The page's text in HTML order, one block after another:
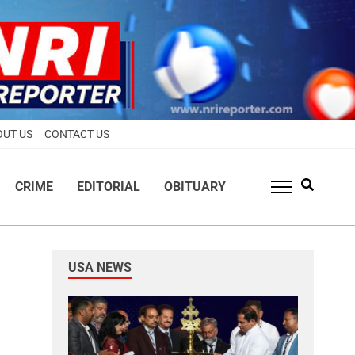
US CONTACT US
CRIME EDITORIAL OBITUARY
USA NEWS